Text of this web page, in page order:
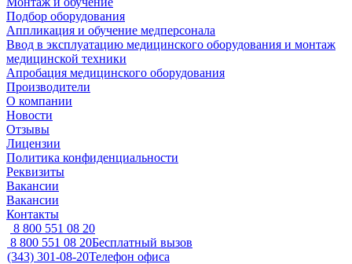
Подбор оборудования
Аппликация и обучение медперсонала
Ввод в эксплуатацию медицинского оборудования и монтаж
медицинской техники
Апробация медицинского оборудования
Производители
О компании
Новости
Отзывы
Лицензии
Политика конфиденциальности
Реквизиты
Вакансии
Вакансии
Контакты
8 800 551 08 20
8 800 551 08 20Бесплатный вызов
(343) 301-08-20Телефон офиса